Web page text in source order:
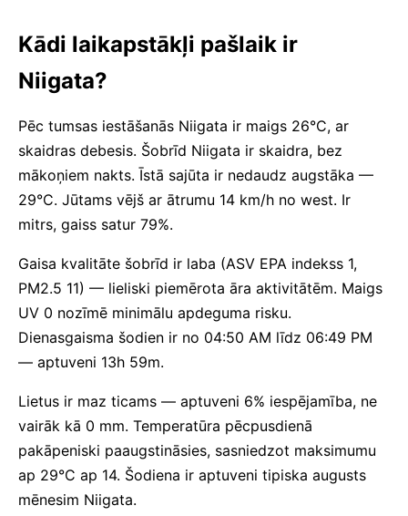
Kādi laikapstākļi pašlaik ir
Niigata?
Pēc tumsas iestāšanās Niigata ir maigs 26°C, ar
skaidras debesis. Šobrīd Niigata ir skaidra, bez
mākoņiem nakts. Īstā sajūta ir nedaudz augstāka —
29°C. Jūtams vējš ar ātrumu 14 km/h no west. Ir
mitrs, gaiss satur 79%.
Gaisa kvalitāte šobrīd ir laba (ASV EPA indekss 1,
PM2.5 11) — lieliski piemērota āra aktivitātēm. Maigs
UV 0 nozīmē minimālu apdeguma risku.
Dienasgaisma šodien ir no 04:50 AM līdz 06:49 PM
— aptuveni 13h 59m.
Lietus ir maz ticams — aptuveni 6% iespējamība, ne
vairāk kā 0 mm. Temperatūra pēcpusdienā
pakāpeniski paaugstināsies, sasniedzot maksimumu
ap 29°C ap 14. Šodiena ir aptuveni tipiska augusts
mēnesim Niigata.